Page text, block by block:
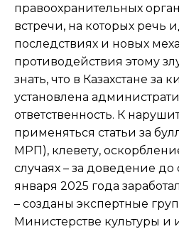
правоохранительных
встречи, на которых речь
последствиях и новых
противодействия этому
знать, что в Казахстане за
установлена
ответственность. К
применяться статьи за
МРП), клевету,
случаях – за доведение до
января 2025 года
– созданы экспертные
Министерстве культуры